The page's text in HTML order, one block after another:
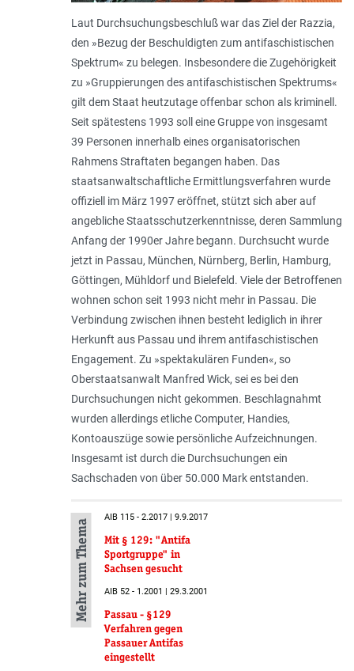
Laut Durchsuchungsbeschluß war das Ziel der Razzia,
den »Bezug der Beschuldigten zum antifaschistischen
Spektrum« zu belegen. Insbesondere die Zugehörigkeit
zu »Gruppierungen des antifaschistischen Spektrums«
gilt dem Staat heutzutage offenbar schon als kriminell.
Seit spätestens 1993 soll eine Gruppe von insgesamt
39 Personen innerhalb eines organisatorischen
Rahmens Straftaten begangen haben. Das
staatsanwaltschaftliche Ermittlungsverfahren wurde
offiziell im März 1997 eröffnet, stützt sich aber auf
angebliche Staatsschutzerkenntnisse, deren Sammlung
Anfang der 1990er Jahre begann. Durchsucht wurde
jetzt in Passau, München, Nürnberg, Berlin, Hamburg,
Göttingen, Mühldorf und Bielefeld. Viele der Betroffenen
wohnen schon seit 1993 nicht mehr in Passau. Die
Verbindung zwischen ihnen besteht lediglich in ihrer
Herkunft aus Passau und ihrem antifaschistischen
Engagement. Zu »spektakulären Funden«, so
Oberstaatsanwalt Manfred Wick, sei es bei den
Durchsuchungen nicht gekommen. Beschlagnahmt
wurden allerdings etliche Computer, Handies,
Kontoauszüge sowie persönliche Aufzeichnungen.
Insgesamt ist durch die Durchsuchungen ein
Sachschaden von über 50.000 Mark entstanden.
Mehr zum Thema
AIB 115 - 2.2017 | 9.9.2017
Mit § 129: "Antifa
Sportgruppe" in
Sachsen gesucht
AIB 52 - 1.2001 | 29.3.2001
Passau - §129
Verfahren gegen
Passauer Antifas
eingestellt